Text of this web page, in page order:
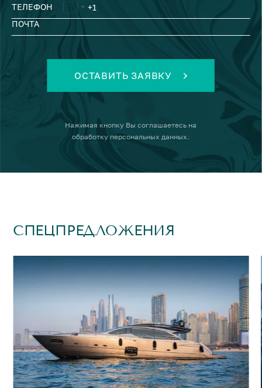
ТЕЛЕФОН
ПОЧТА
ОСТАВИТЬ ЗАЯВКУ
Нажимая кнопку Вы соглашаетесь на
обработку персональных данных.
СПЕЦПРЕДЛОЖЕНИЯ